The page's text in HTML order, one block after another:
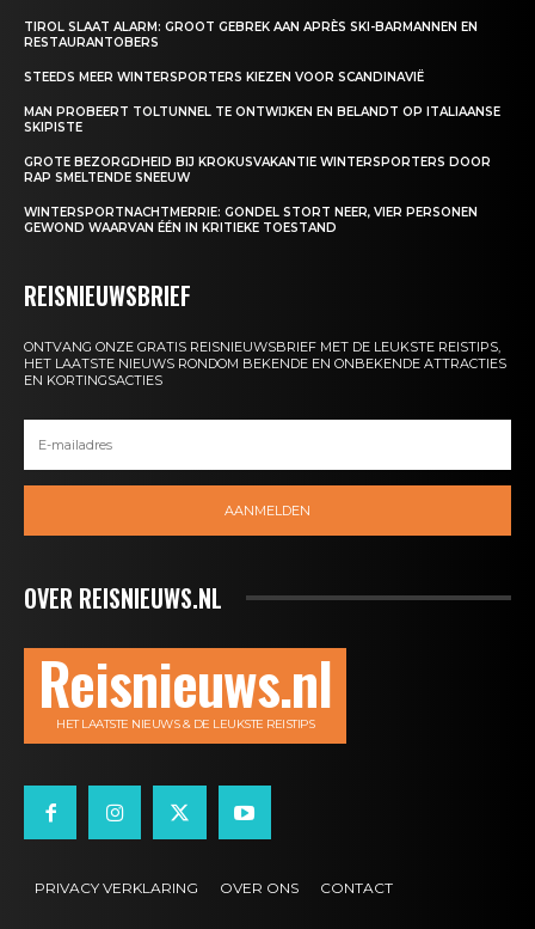
TIROL SLAAT ALARM: GROOT GEBREK AAN APRÈS SKI-BARMANNEN EN
RESTAURANTOBERS
STEEDS MEER WINTERSPORTERS KIEZEN VOOR SCANDINAVIË
MAN PROBEERT TOLTUNNEL TE ONTWIJKEN EN BELANDT OP ITALIAANSE
SKIPISTE
GROTE BEZORGDHEID BIJ KROKUSVAKANTIE WINTERSPORTERS DOOR
RAP SMELTENDE SNEEUW
WINTERSPORTNACHTMERRIE: GONDEL STORT NEER, VIER PERSONEN
GEWOND WAARVAN ÉÉN IN KRITIEKE TOESTAND
REISNIEUWSBRIEF
ONTVANG ONZE GRATIS REISNIEUWSBRIEF MET DE LEUKSTE REISTIPS,
HET LAATSTE NIEUWS RONDOM BEKENDE EN ONBEKENDE ATTRACTIES
EN KORTINGSACTIES
AANMELDEN
OVER REISNIEUWS.NL
Reisnieuws.nl
HET LAATSTE NIEUWS & DE LEUKSTE REISTIPS
PRIVACY VERKLARING OVER ONS CONTACT